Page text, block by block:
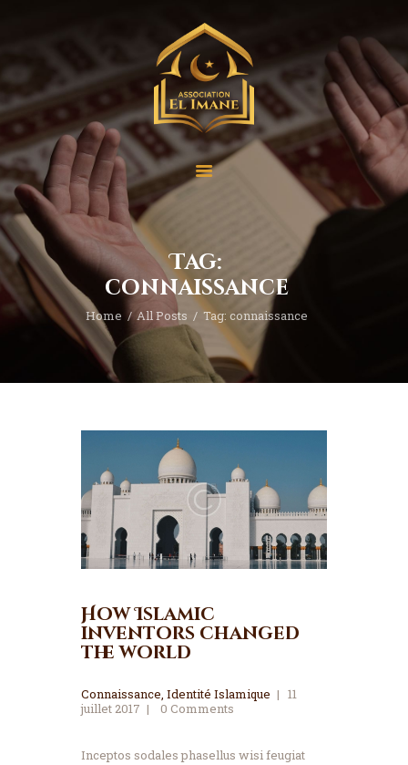
Tag:
connaissance
Home All Posts Tag: connaissance
Accueil
Qui sommes-nous ?
Nos Projets
Nos activités
Contact
How Islamic
inventors changed
the world
Connaissance, Identité Islamique
11
juillet 2017
0 Comments
Inceptos sodales phasellus wisi feugiat